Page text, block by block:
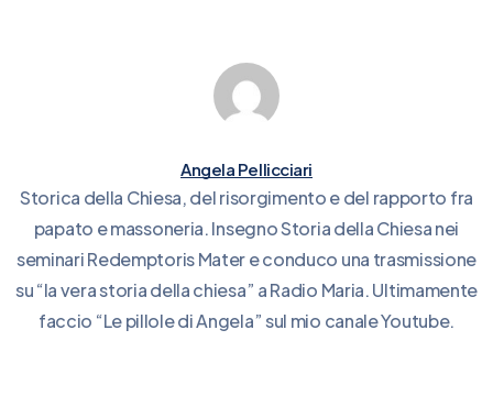
Angela Pellicciari
Storica della Chiesa, del risorgimento e del rapporto fra
papato e massoneria. Insegno Storia della Chiesa nei
seminari Redemptoris Mater e conduco una trasmissione
su “la vera storia della chiesa” a Radio Maria. Ultimamente
faccio “Le pillole di Angela” sul mio canale Youtube.